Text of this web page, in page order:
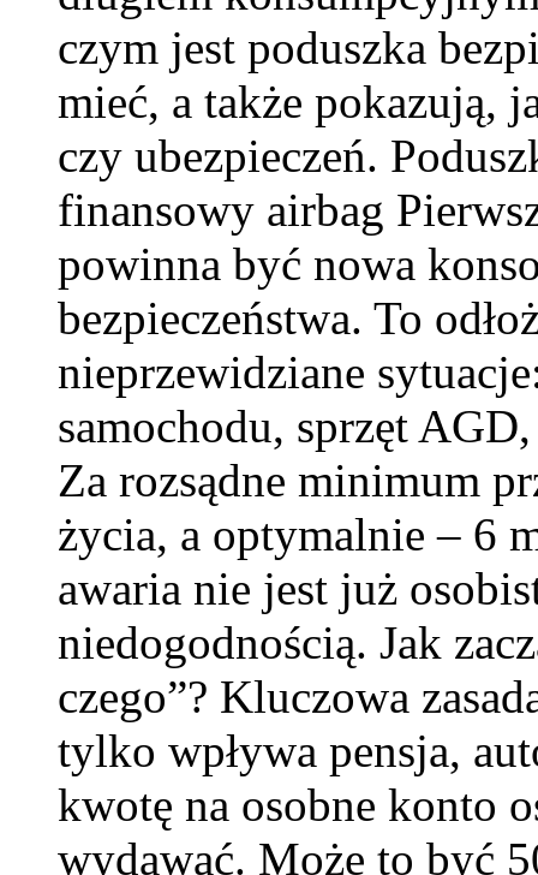
czym jest poduszka
mieć, a także pokazują,
czy ubezpieczeń.
finansowy airbag
powinna być nowa
bezpieczeństwa. To
nieprzewidziane
samochodu, sprzęt
Za rozsądne minimum
życia, a optymalnie – 6
awaria nie jest już
niedogodnością. Jak
czego”? Kluczowa
tylko wpływa pensja,
kwotę na osobne konto
wydawać. Może to być